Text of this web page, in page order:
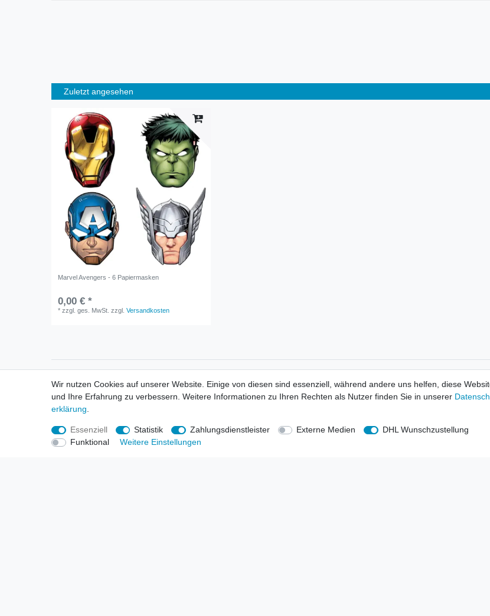
Zuletzt angesehen
Marvel Avengers - 6 Papiermasken
0,00 € *
*zzgl. ges. MwSt. zzgl.Versandkosten
Informationen
Neukunden / New Accounts
Zahlung
Versandkosten
Entsorgungs- & Umweltbestimmungen
Größentabellen
Informationen
Händlerbund - rechtssicher verkaufen
Produkt-Kataloge
Über uns
Wir
Wir nutzen Cookies auf unserer Website. Einige von diesen sind essenziell, während andere uns helfen, diese
und Ihre Erfahrung zu verbessern. Weitere Informationen zu Ihren Rechten als Nutzer finden Sie in unserer
erklärung
Essenziell Statistik Zahlungsdienstleister Externe Medien
DHL Wunschzustellung
Funktional
Weitere Einstellungen